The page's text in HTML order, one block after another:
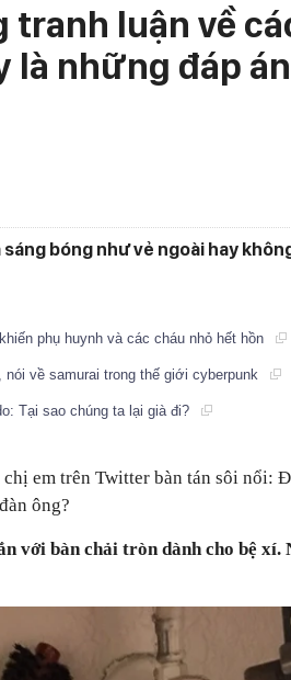
luận về
là những đáp
bóng như vẻ ngoài hay
phụ huynh và các cháu nhỏ hết hồn
về samurai trong thế giới cyberpunk
Tại sao chúng ta lại già đi?
em trên Twitter bàn tán sôi nổi:
ông?
với bàn chải tròn dành cho bệ xí.